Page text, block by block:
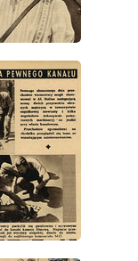
4/1946
4/1946